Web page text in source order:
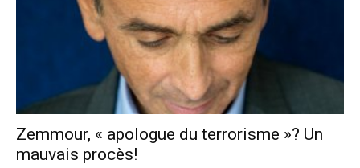
Zemmour, « apologue du terrorisme »? Un
mauvais procès!